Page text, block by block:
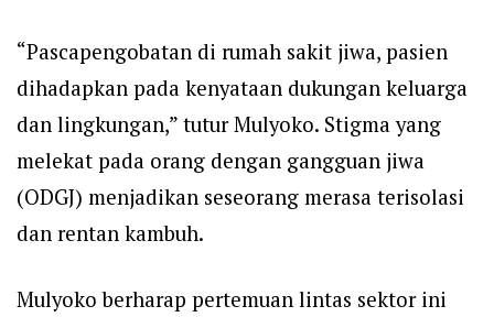
“Pascapengobatan di rumah sakit jiwa, pasien
dihadapkan pada kenyataan dukungan keluarga
dan lingkungan,” tutur Mulyoko. Stigma yang
melekat pada orang dengan gangguan jiwa
(ODGJ) menjadikan seseorang merasa terisolasi
dan rentan kambuh.
Mulyoko berharap pertemuan lintas sektor ini